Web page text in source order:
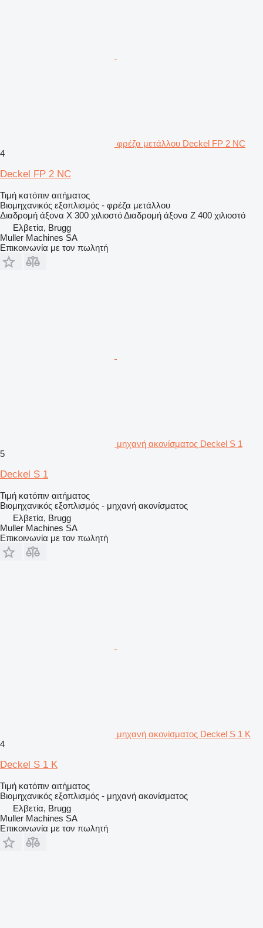
φρέζα μετάλλου Deckel FP 2 NC
4
Deckel FP 2 NC
Τιμή κατόπιν αιτήματος
Βιομηχανικός εξοπλισμός - φρέζα μετάλλου
Διαδρομή άξονα X 300 χιλιοστόΔιαδρομή άξονα Z 400 χιλιοστό
Ελβετία, Brugg
Muller Machines SA
Επικοινωνία με τον πωλητή
μηχανή ακονίσματος Deckel S 1
5
Deckel S 1
Τιμή κατόπιν αιτήματος
Βιομηχανικός εξοπλισμός - μηχανή ακονίσματος
Ελβετία, Brugg
Muller Machines SA
Επικοινωνία με τον πωλητή
μηχανή ακονίσματος Deckel S 1 K
4
Deckel S 1 K
Τιμή κατόπιν αιτήματος
Βιομηχανικός εξοπλισμός - μηχανή ακονίσματος
Ελβετία, Brugg
Muller Machines SA
Επικοινωνία με τον πωλητή